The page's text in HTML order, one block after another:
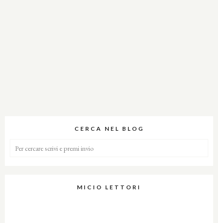
CERCA NEL BLOG
MICIO LETTORI